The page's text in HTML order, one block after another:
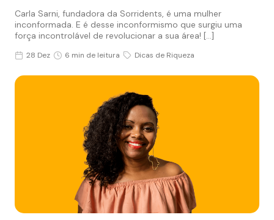
Carla Sarni, fundadora da Sorridents, é uma mulher
inconformada. E é desse inconformismo que surgiu uma
força incontrolável de revolucionar a sua área! […]
28 Dez 6 min de leitura Dicas de Riqueza